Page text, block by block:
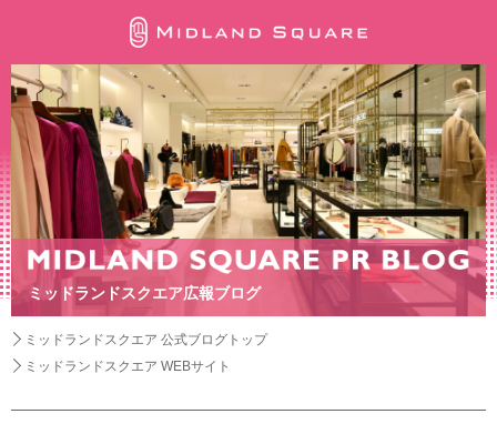
ミッドランドスクエア広報ブログ
ミッドランドスクエア 公式ブログトップ
ミッドランドスクエア WEBサイト